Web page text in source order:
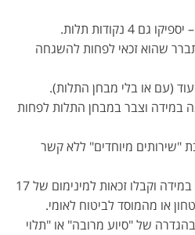
4 נקודות תלות.
שהוא זכאי לפחות להשגחה
(עם או בלי מבחן התלות).
מעל לגיל 90 שנה במידה וצבר במבחן התלות לפחות
"שירותים מיוחדים" ללא קשר
נכי צה"ל ופעולות איבה במידה וקבלו זכאות למינימום של 17
או מהמוסד לביטוח לאומי.
של "סיוע מרובה" או "תלוי